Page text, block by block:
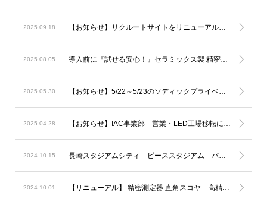
2025.09.18 【お知らせ】リクルートサイトをリニューアルしました！
2025.08.05 導入前に『試せる安心！』セラミックス製 精密測定器の無料貸出しサービス
2025.05.30 【お知らせ】5/22～5/23のソディックプライベートショーへ出展しました。
2025.04.28 【お知らせ】IAC事業部 営業・LED工場移転について
2024.10.15 長崎スタジアムシティ ピーススタジアム パートナー企業としてソディックゲートになりました。
2024.10.01 【リニューアル】 精密測定器 直角スコヤ 高精度化＆新モデルを追加